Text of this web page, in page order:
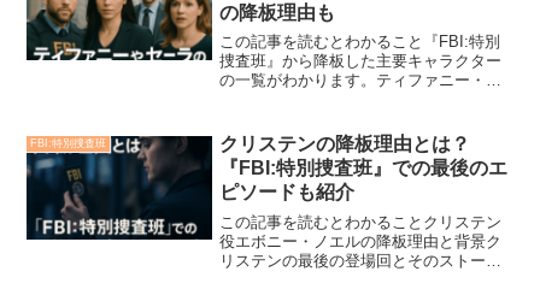
の降板理由も
この記事を読むとわかること『FBI:特別
捜査班』から降板した主要キャラクター
の一覧がわかります。ティファニー・ウ
作側の意図をもとに詳しく理解できま
す。各キャラの劇中での...
FBI:特別捜査班
クリステンの降板理由とは？
『FBI:特別捜査班』での最後のエ
ピソードも紹介
この記事を読むとわかることクリステン
役エボニー・ノエルの降板理由と背景ク
リステンの最後の登場回とそのストーリ